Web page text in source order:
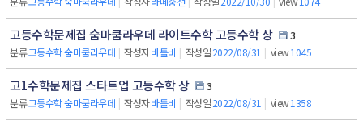
고등수학문제집 숨마쿰라우데 라이트수학 고등수학 상
3
분류고등수학 숨마쿰라우데 | 작성자바틀비 | 작성일2022/08/31 | view1045
고1수학문제집 스타트업 고등수학 상
3
분류고등수학 숨마쿰라우데 | 작성자바틀비 | 작성일2022/08/31 | view1358